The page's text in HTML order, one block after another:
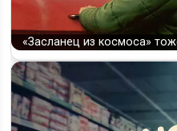
«Засланец из космоса»